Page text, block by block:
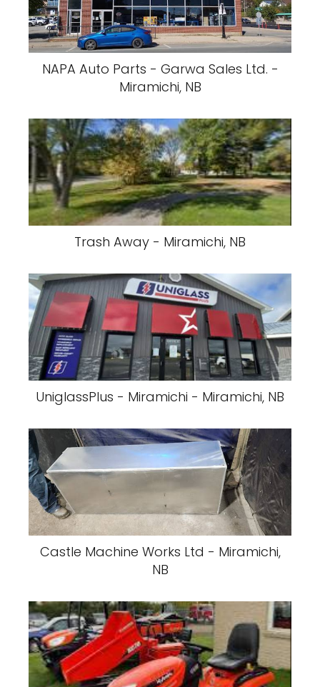
NAPA Auto Parts - Garwa Sales Ltd. -
Miramichi, NB
Trash Away - Miramichi, NB
UniglassPlus - Miramichi - Miramichi, NB
Castle Machine Works Ltd - Miramichi,
NB